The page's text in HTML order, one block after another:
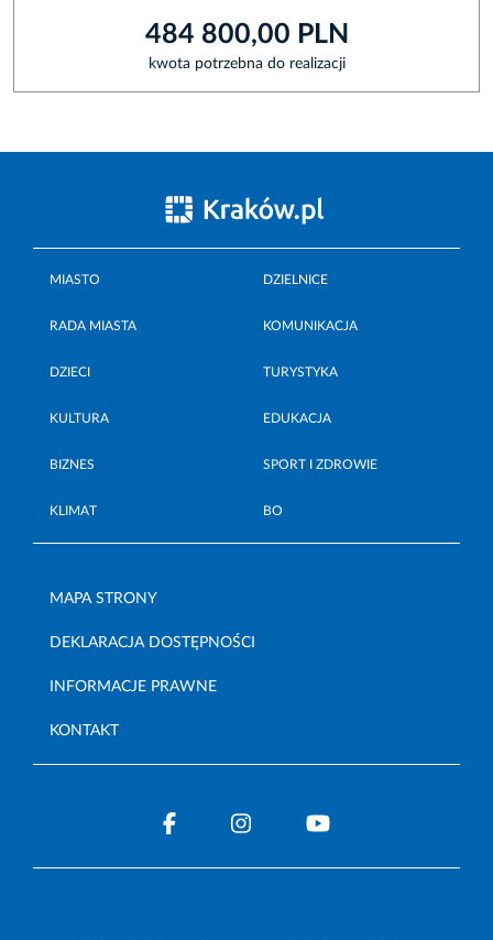
484 800,00 PLN
kwota potrzebna do realizacji
MIASTO DZIELNICE
RADA MIASTA KOMUNIKACJA
DZIECI TURYSTYKA
KULTURA EDUKACJA
BIZNES SPORT I ZDROWIE
KLIMAT BO
MAPA STRONY
DEKLARACJA DOSTĘPNOŚCI
INFORMACJE PRAWNE
KONTAKT